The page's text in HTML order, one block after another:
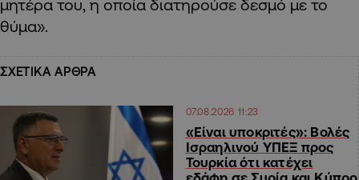
μητέρα του, η οποία διατηρούσε δεσμό με το
θύμα».
ΣΧΕΤΙΚΑ ΑΡΘΡΑ
07.08.2026 11:23
«Είναι υποκριτές»: Βολές
Ισραηλινού ΥΠΕΞ προς
Τουρκία ότι κατέχει